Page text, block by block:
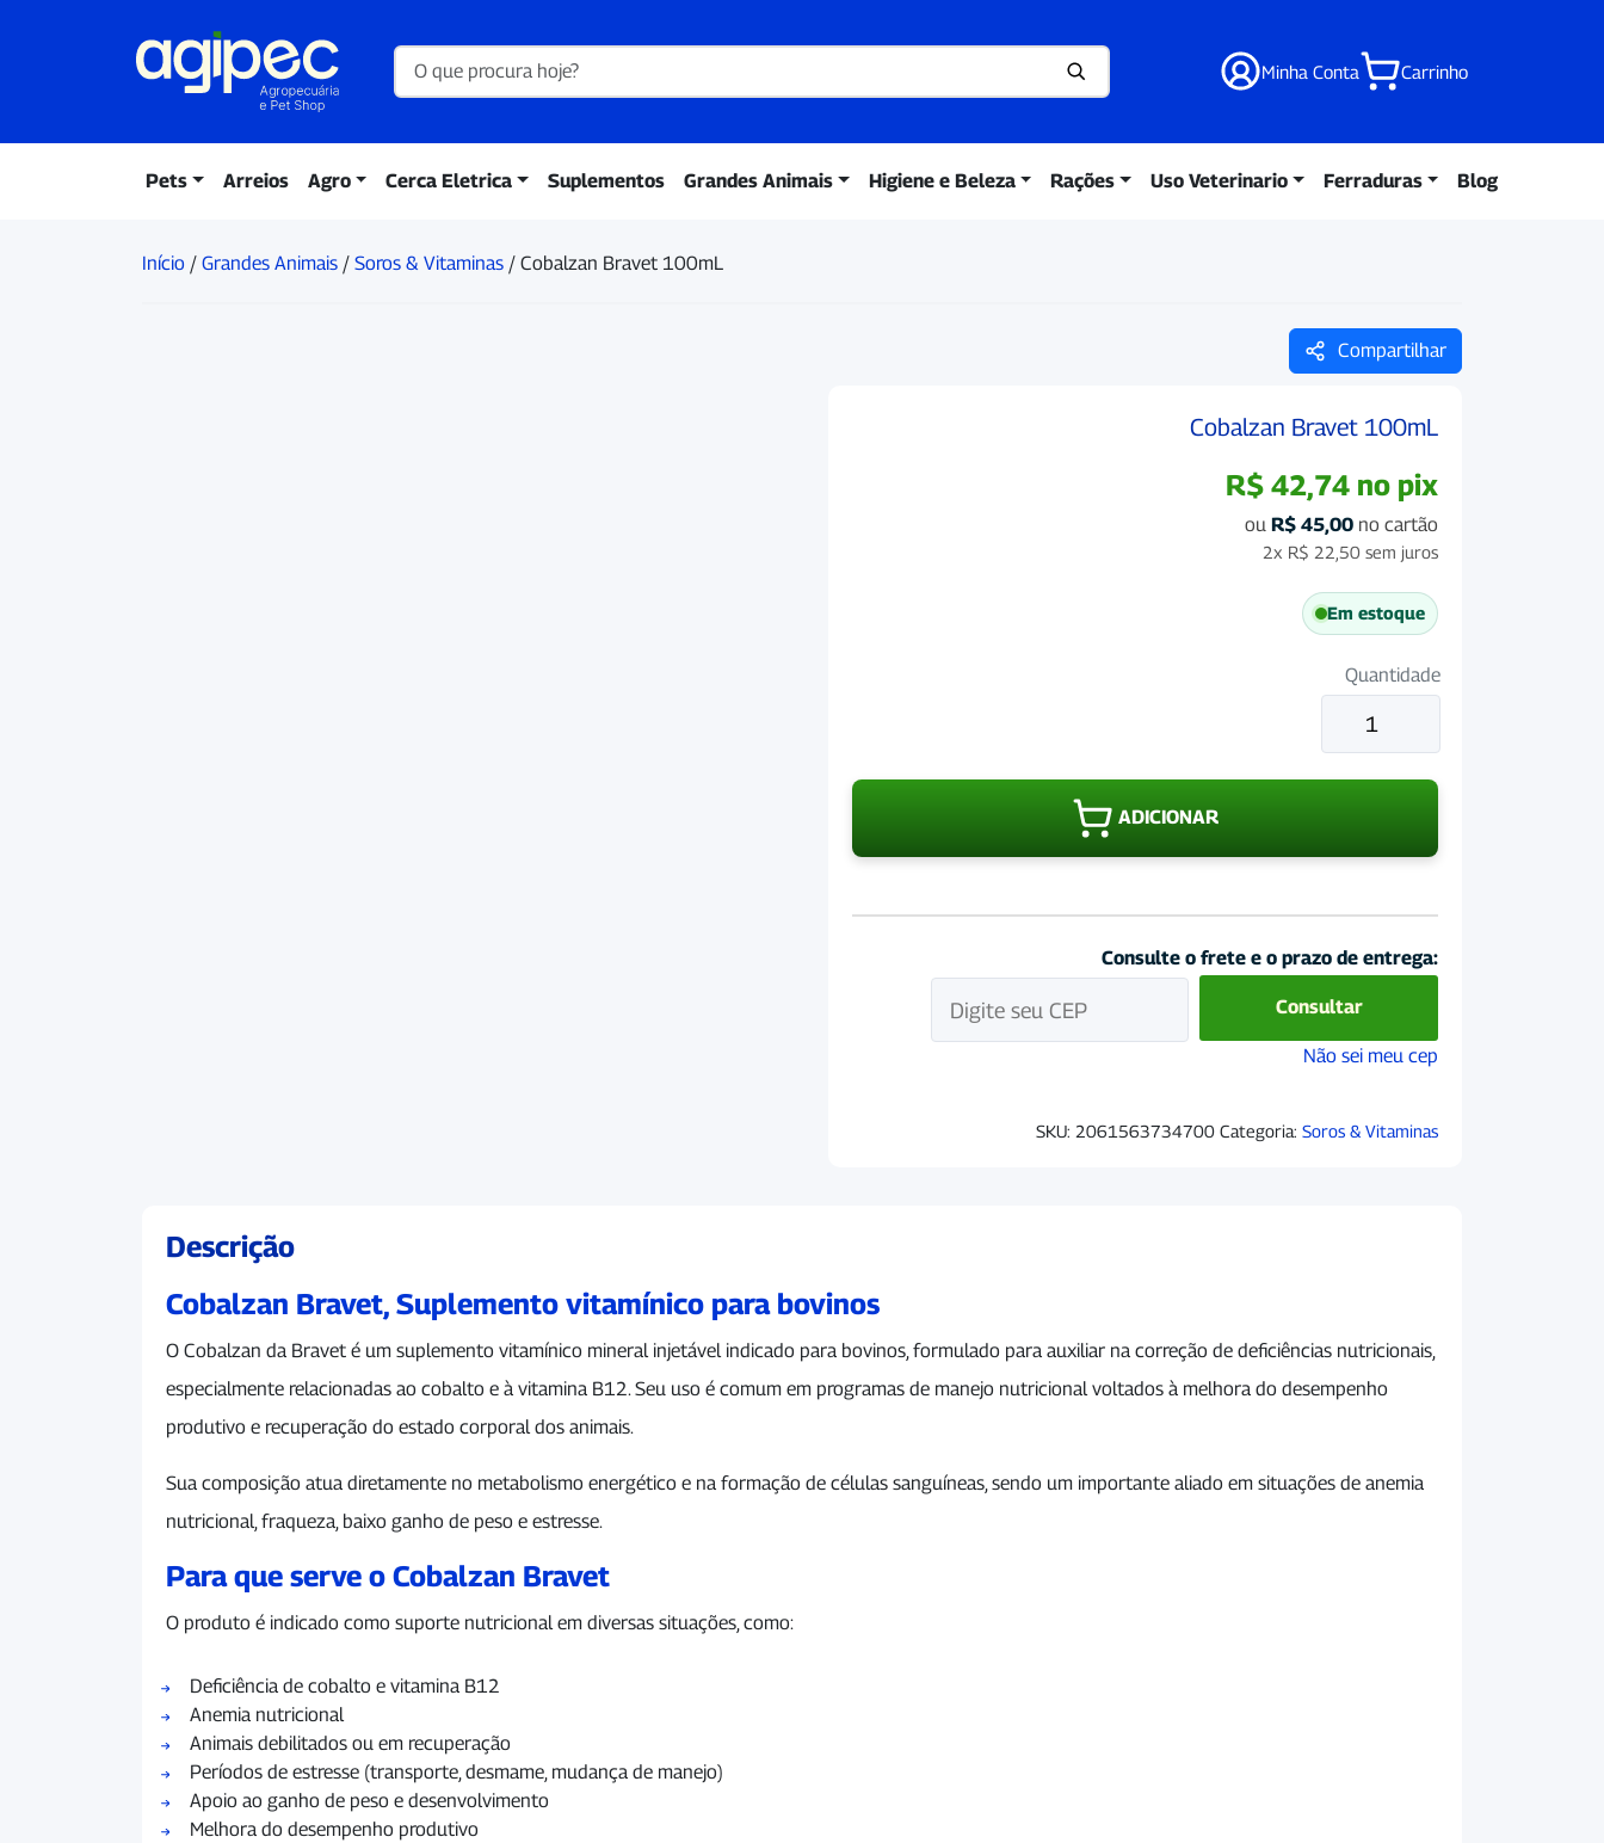
Minha Conta Carrinho
Pets Arreios Agro Cerca Eletrica Suplementos Grandes Animais Higiene e Beleza Rações Uso Veterinario Ferraduras Blog
Início / Grandes Animais / Soros & Vitaminas / Cobalzan Bravet 100mL
Compartilhar
Cobalzan Bravet 100mL
R$ 42,74 no pix
ou R$ 45,00 no cartão
2x R$ 22,50 sem juros
Em estoque
Quantidade
Cobalzan
Bravet
100mL
ADICIONAR
Consulte o frete e o prazo de entrega:
Consultar
Não sei meu cep
SKU: 2061563734700 Categoria: Soros & Vitaminas
Descrição
Cobalzan Bravet, Suplemento vitamínico para bovinos
O Cobalzan da Bravet é um suplemento vitamínico mineral injetável indicado para bovinos, formulado para auxiliar na correção de deficiências nutricionais,
especialmente relacionadas ao cobalto e à vitamina B12. Seu uso é comum em programas de manejo nutricional voltados à melhora do desempenho
produtivo e recuperação do estado corporal dos animais.
Sua composição atua diretamente no metabolismo energético e na formação de células sanguíneas, sendo um importante aliado em situações de anemia
nutricional, fraqueza, baixo ganho de peso e estresse.
Para que serve o Cobalzan Bravet
O produto é indicado como suporte nutricional em diversas situações, como:
Deficiência de cobalto e vitamina B12
Anemia nutricional
Animais debilitados ou em recuperação
Períodos de estresse (transporte, desmame, mudança de manejo)
Apoio ao ganho de peso e desenvolvimento
Melhora do desempenho produtivo